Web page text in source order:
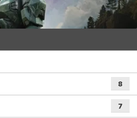
8
7